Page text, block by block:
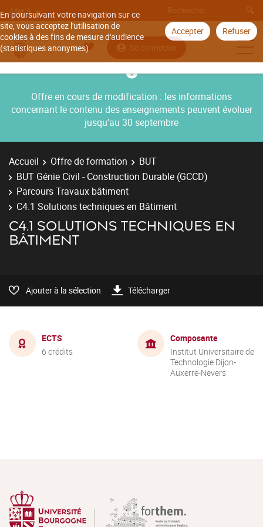
En poursuivant votre navigation sur ce
site, vous acceptez l'utilisation de
cookies à des fins de mesure d'audience
(statistiques anonymes).
Accepter Refuser
Aller à
Se connecter
Offre en cours de modification : les informations
concernant le contenu des enseignements peuvent évoluer
jusqu’au 30 septembre
Accueil Offre de formation
BUT
BUT Génie Civil - Construction Durable (GCCD)
Parcours Travaux bâtiment
C4.1 Solutions techniques en Bâtiment
C4.1 SOLUTIONS TECHNIQUES EN
BÂTIMENT
Ajouter à la sélection Télécharger
ECTS
6 crédits
Composante
Institut Universitaire de
Technologie Dijon-
Auxerre-Nevers